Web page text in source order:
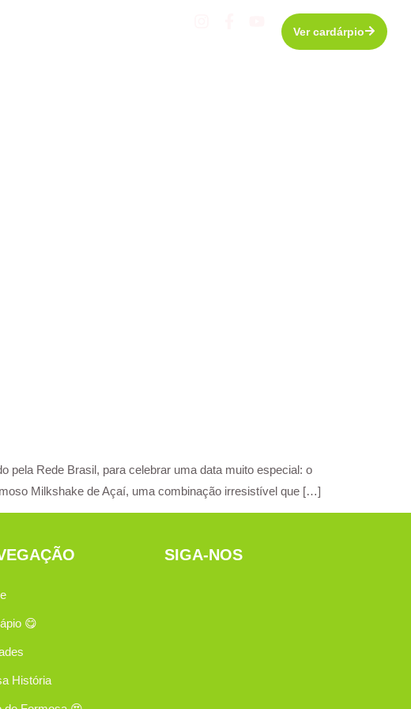
Ver cardárpio
pela Rede Brasil, para celebrar uma data muito especial: o
Milkshake de Açaí, uma combinação irresistível que […]
😋
História
SIGA-NOS